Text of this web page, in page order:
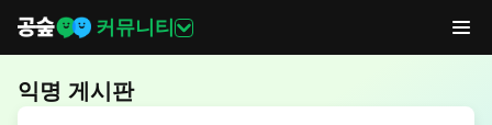
커뮤니티
익명 게시판